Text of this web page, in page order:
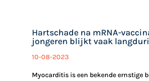
Hartschade na mRNA-
jongeren blijkt vaak
10-08-2023
Myocarditis is een bekende ernstige